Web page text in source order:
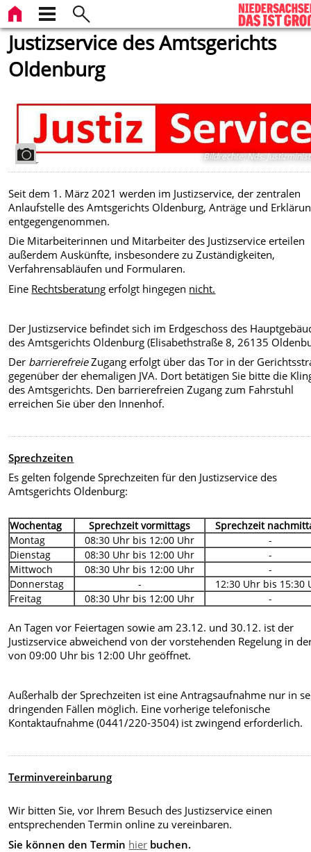
Justizservice des Amtsgerichts
Oldenburg
Bildrechte:Nds.
Seit dem 1. März 2021 werden im Justizservice, der zentralen
Anlaufstelle des Amtsgerichts Oldenburg, Anträge und
entgegengenommen.
Die Mitarbeiterinnen und Mitarbeiter des Justizservice erteilen
außerdem Auskünfte, insbesondere zu Zuständigkeiten,
Verfahrensabläufen und Formularen.
Eine Rechtsberatung erfolgt hingegen nicht.
Der Justizservice befindet sich im Erdgeschoss des
des Amtsgerichts Oldenburg (Elisabethstraße 8, 26135
Der barrierefreieZugang erfolgt über das Tor in der
gegenüber der ehemaligen JVA. Dort betätigen Sie bitte die
des Amtsgerichts. Den barrierefreien Zugang zum Fahrstuhl
erreichen Sie über den Innenhof.
Sprechzeiten
Es gelten folgende Sprechzeiten für den Justizservice des
Amtsgerichts Oldenburg:
Wochentag Sprechzeit vormittags
Sprechzeit
Montag
08:30 Uhr bis 12:00 Uhr
-
Dienstag
08:30 Uhr bis 12:00 Uhr
-
Mittwoch
08:30 Uhr bis 12:00 Uhr
-
Donnerstag
-
12:30 Uhr bis 15:30
Freitag
08:30 Uhr bis 12:00 Uhr -
An Tagen vor Feiertagen sowie am 23.12. und 30.12. ist der
Justizservice abweichend von der vorstehenden Regelung in
von 09:00 Uhr bis 12:00 Uhr geöffnet.
Außerhalb der Sprechzeiten ist eine Antragsaufnahme nur in
dringenden Fällen möglich. Eine vorherige telefonische
Kontaktaufnahme(0441/220-3504) ist zwingend erforderlich.
Terminvereinbarung
Wir bitten Sie, vor Ihrem Besuch des Justizservice einen
entsprechenden Termin online zu vereinbaren.
Sie können den Termin hier buchen.